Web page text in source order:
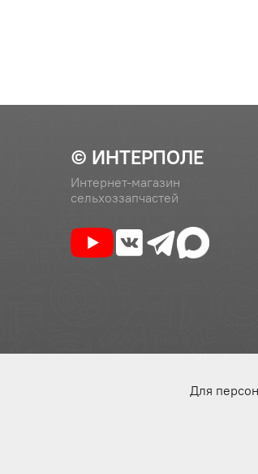
© ИНТЕРПОЛЕ
Интернет-магазин
сельхоззапчастей
Для